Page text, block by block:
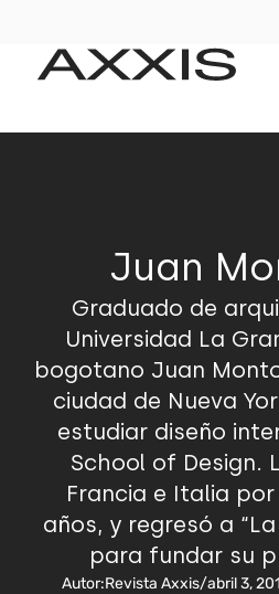
Juan
Graduado de
Universidad La
bogotano Juan
ciudad de Nueva
estudiar diseño
School of Design.
Francia e Italia
años, y regresó a
para fundar su
Autor:Revista Axxis/abril 3,